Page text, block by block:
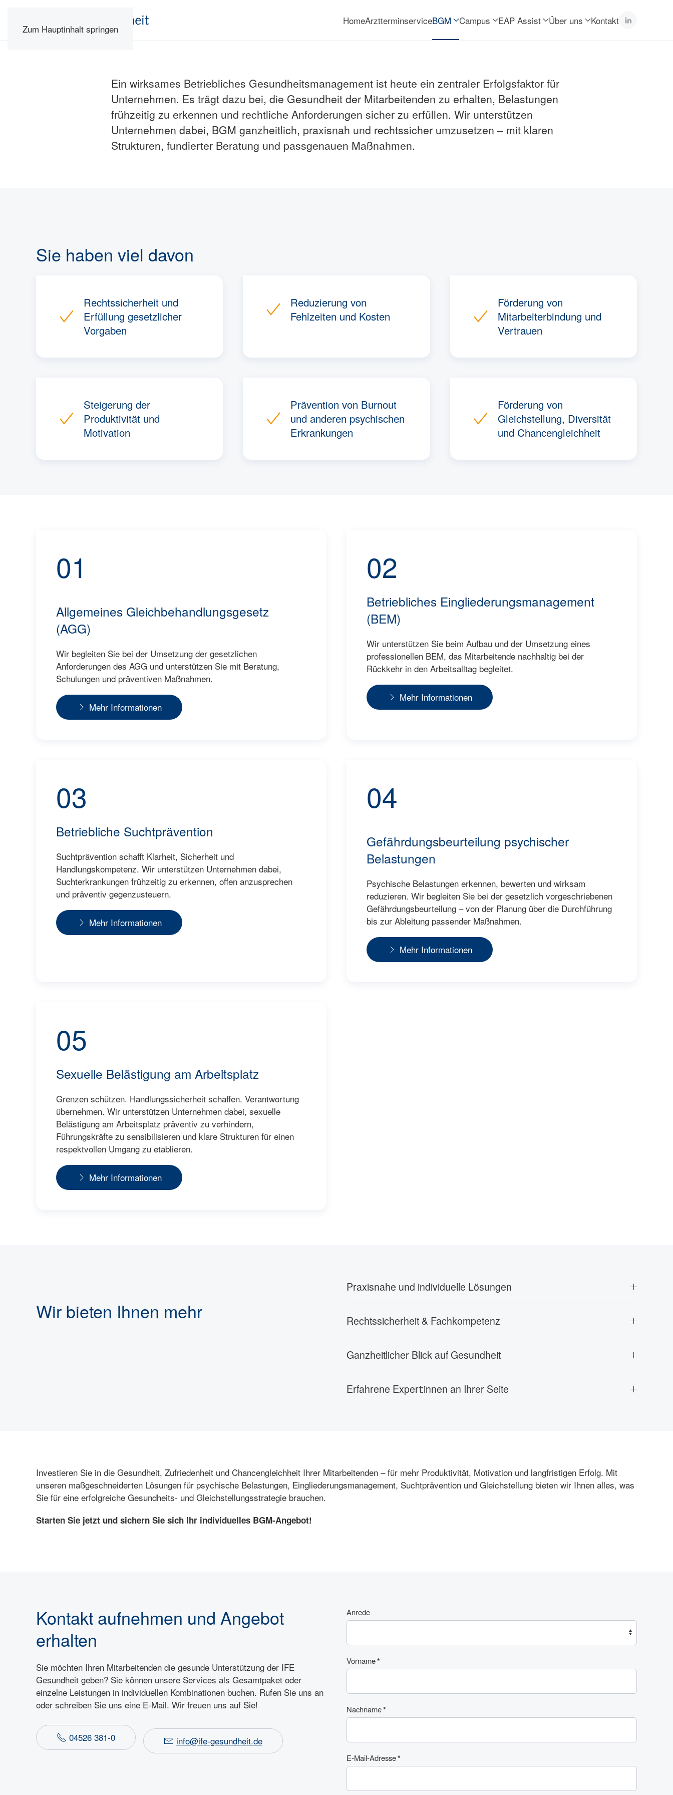
Zum Hauptinhalt springen
HomeArztterminserviceBGM Campus EAP Assist Über uns Kontakt
Betriebliches Gesundheitsmanagement
Ein wirksames Betriebliches Gesundheitsmanagement ist heute ein zentraler Erfolgsfaktor für
Unternehmen. Es trägt dazu bei, die Gesundheit der Mitarbeitenden zu erhalten, Belastungen
frühzeitig zu erkennen und rechtliche Anforderungen sicher zu erfüllen. Wir unterstützen
Unternehmen dabei, BGM ganzheitlich, praxisnah und rechtssicher umzusetzen – mit klaren
Strukturen, fundierter Beratung und passgenauen Maßnahmen.
Sie haben viel davon
Rechtssicherheit und
Erfüllung gesetzlicher
Vorgaben
Reduzierung von
Fehlzeiten und Kosten
Förderung von
Mitarbeiterbindung und
Vertrauen
Steigerung der
Produktivität und
Motivation
Prävention von Burnout
und anderen psychischen
Erkrankungen
Förderung von
Gleichstellung, Diversität
und Chancengleichheit
01
Allgemeines Gleichbehandlungsgesetz
(AGG)
Wir begleiten Sie bei der Umsetzung der gesetzlichen
Anforderungen des AGG und unterstützen Sie mit Beratung,
Schulungen und präventiven Maßnahmen.
Mehr Informationen
02
Betriebliches Eingliederungsmanagement
(BEM)
Wir unterstützen Sie beim Aufbau und der Umsetzung eines
professionellen BEM, das Mitarbeitende nachhaltig bei der
Rückkehr in den Arbeitsalltag begleitet.
Mehr Informationen
03
Betriebliche Suchtprävention
Suchtprävention schafft Klarheit, Sicherheit und
Handlungskompetenz. Wir unterstützen Unternehmen dabei,
Suchterkrankungen frühzeitig zu erkennen, offen anzusprechen
und präventiv gegenzusteuern.
Mehr Informationen
04
Gefährdungsbeurteilung psychischer
Belastungen
Psychische Belastungen erkennen, bewerten und wirksam
reduzieren. Wir begleiten Sie bei der gesetzlich vorgeschriebenen
Gefährdungsbeurteilung – von der Planung über die Durchführung
bis zur Ableitung passender Maßnahmen.
Mehr Informationen
05
Sexuelle Belästigung am Arbeitsplatz
Grenzen schützen. Handlungssicherheit schaffen. Verantwortung
übernehmen. Wir unterstützen Unternehmen dabei, sexuelle
Belästigung am Arbeitsplatz präventiv zu verhindern,
Führungskräfte zu sensibilisieren und klare Strukturen für einen
respektvollen Umgang zu etablieren.
Mehr Informationen
Wir bieten Ihnen mehr
Praxisnahe und individuelle Lösungen
Rechtssicherheit & Fachkompetenz
Ganzheitlicher Blick auf Gesundheit
Erfahrene Expert:innen an Ihrer Seite
Investieren Sie in die Gesundheit, Zufriedenheit und Chancengleichheit Ihrer Mitarbeitenden – für mehr Produktivität, Motivation und langfristigen Erfolg. Mit
unseren maßgeschneiderten Lösungen für psychische Belastungen, Eingliederungsmanagement, Suchtprävention und Gleichstellung bieten wir Ihnen alles, was
Sie für eine erfolgreiche Gesundheits- und Gleichstellungsstrategie brauchen.
Starten Sie jetzt und sichern Sie sich Ihr individuelles BGM-Angebot!
Kontakt aufnehmen und Angebot
erhalten
Sie möchten Ihren Mitarbeitenden die gesunde Unterstützung der IFE
Gesundheit geben? Sie können unsere Services als Gesamtpaket oder
einzelne Leistungen in individuellen Kombinationen buchen. Rufen Sie uns an
oder schreiben Sie uns eine E-Mail. Wir freuen uns auf Sie!
04526 381-0 info@ife-gesundheit.de
Anrede
Vorname*
Nachname*
E-Mail-Adresse*